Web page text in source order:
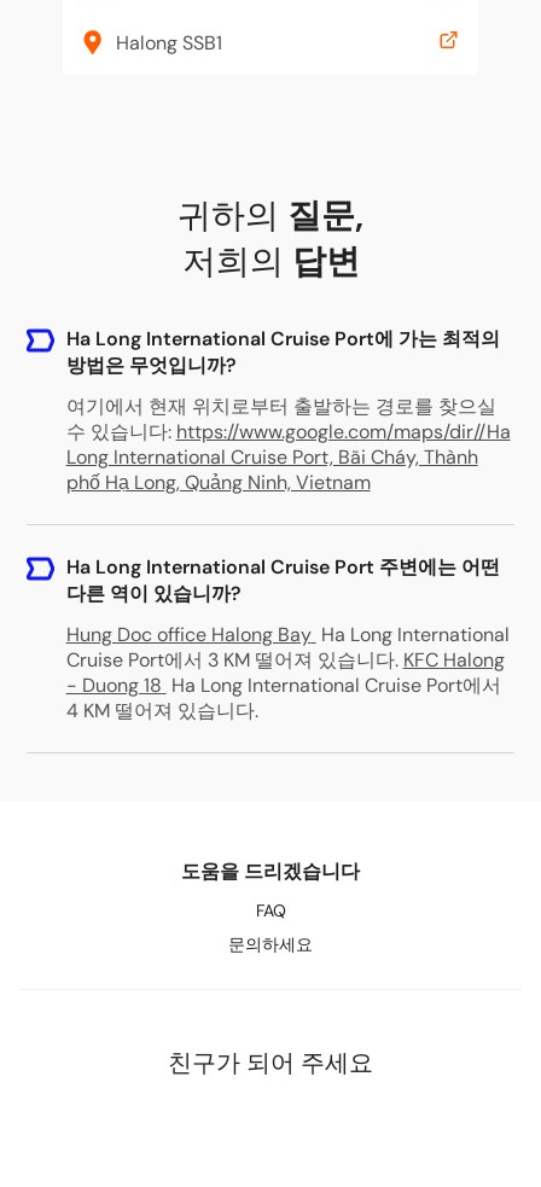
Halong SSB1
귀하의 질문,
저희의 답변
Ha Long International Cruise Port에 가는 최적의
방법은 무엇입니까?
여기에서 현재 위치로부터 출발하는 경로를 찾으실
수 있습니다: https://www.google.com/maps/dir//Ha
Long International Cruise Port, Bãi Cháy, Thành
phố Hạ Long, Quảng Ninh, Vietnam
Ha Long International Cruise Port 주변에는 어떤
다른 역이 있습니까?
Hung Doc office Halong Bay Ha Long International
Cruise Port에서 3 KM 떨어져 있습니다. KFC Halong
- Duong 18 Ha Long International Cruise Port에서
4 KM 떨어져 있습니다.
도움을 드리겠습니다
FAQ
문의하세요
친구가 되어 주세요